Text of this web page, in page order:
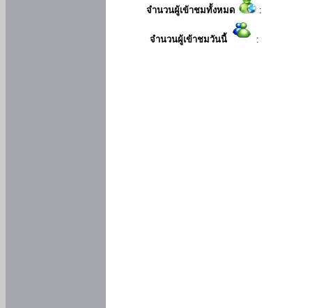
จำนวนผู้เข้าชมทั้งหมด :
จำนวนผู้เข้าชมวันนี้ :